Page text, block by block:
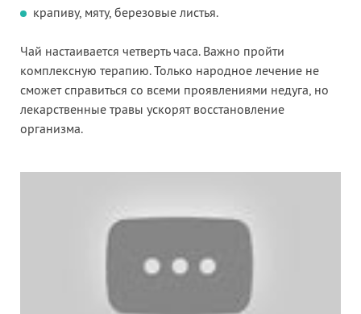
крапиву, мяту, березовые листья.
Чай настаивается четверть часа. Важно пройти
комплексную терапию. Только народное лечение не
сможет справиться со всеми проявлениями недуга, но
лекарственные травы ускорят восстановление
организма.